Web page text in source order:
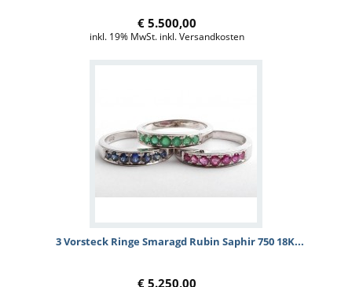
€ 5.500,00
inkl. 19% MwSt. inkl. Versandkosten
3 Vorsteck Ringe Smaragd Rubin Saphir 750 18K...
€ 5.250,00